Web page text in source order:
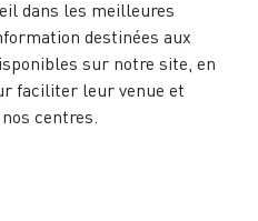
dans les meilleures
destinées aux
sur notre site, en
faciliter leur venue et
centres.